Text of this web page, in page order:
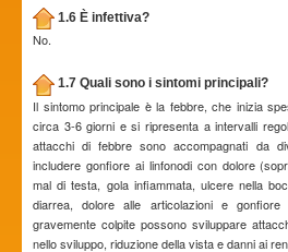
1.6 È infettiva?
No.
1.7 Quali sono i sintomi principali?
Il sintomo principale è la febbre, che inizia
circa 3-6 giorni e si ripresenta a intervalli
attacchi di febbre sono accompagnati da
includere gonfiore ai linfonodi con dolore
mal di testa, gola infiammata, ulcere nella
diarrea, dolore alle articolazioni e
gravemente colpite possono sviluppare
nello sviluppo, riduzione della vista e danni ai